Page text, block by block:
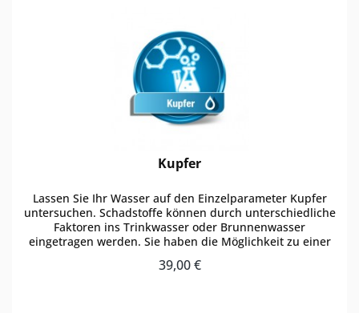
Kupfer
Lassen Sie Ihr Wasser auf den Einzelparameter Kupfer
untersuchen. Schadstoffe können durch unterschiedliche
Faktoren ins Trinkwasser oder Brunnenwasser
eingetragen werden. Sie haben die Möglichkeit zu einer
39,00 €